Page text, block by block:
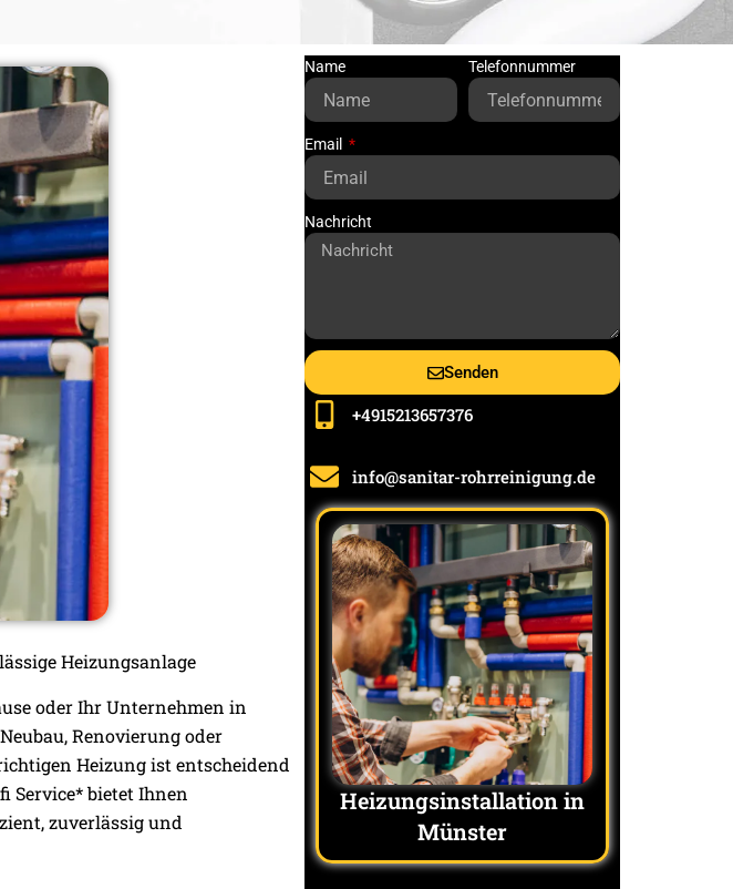
Heizungsanlage
oder Ihr Unternehmen in
Renovierung oder
Heizung ist entscheidend
Service* bietet Ihnen
zuverlässig und
Name Telefonnummer
Email
Nachricht
Senden
+4915213657376
info@sanitar-rohrreinigung.de
Heizungsinstallation in
Münster